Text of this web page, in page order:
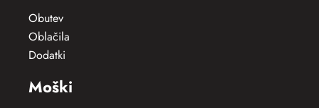
Obutev
Oblačila
Dodatki
Moški